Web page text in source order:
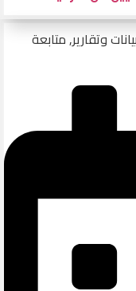
بيانات وتقارير,متابعة